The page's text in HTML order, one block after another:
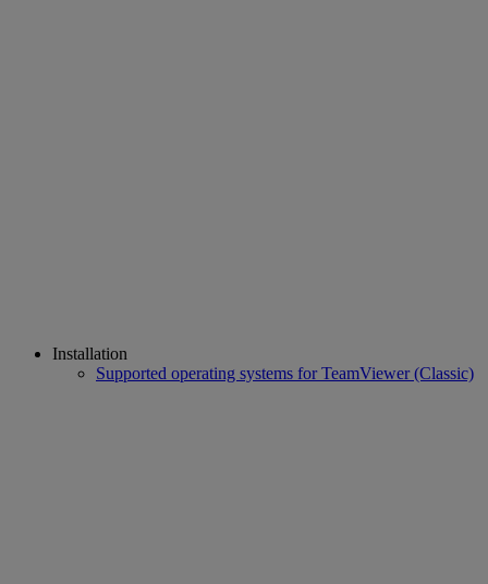
Installation
Supported operating systems for TeamViewer (Classic)